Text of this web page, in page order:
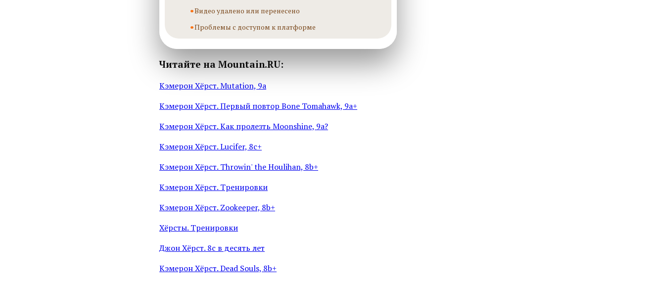
Видео удалено или перенесено
Проблемы с доступом к платформе
Читайте на Mountain.RU:
Кэмерон Хёрст. Mutation, 9a
Кэмерон Хёрст. Первый повтор Bone Tomahawk, 9a+
Кэмерон Хёрст. Как пролезть Moonshine, 9a?
Кэмерон Хёрст. Lucifer, 8c+
Кэмерон Хёрст. Throwin' the Houlihan, 8b+
Кэмерон Хёрст. Тренировки
Кэмерон Хёрст. Zookeeper, 8b+
Хёрсты. Тренировки
Джон Хёрст. 8с в десять лет
Кэмерон Хёрст. Dead Souls, 8b+